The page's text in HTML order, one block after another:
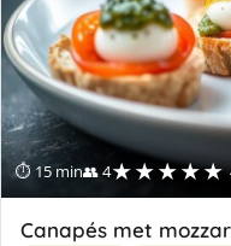
⏱ 15 min👥 4★★★★★
Canapés met